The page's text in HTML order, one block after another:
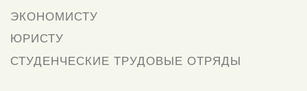
ЭКОНОМИСТУ
ЮРИСТУ
СТУДЕНЧЕСКИЕ ТРУДОВЫЕ ОТРЯДЫ